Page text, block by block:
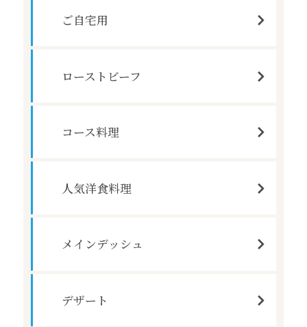
ご自宅用
ローストビーフ
コース料理
人気洋食料理
メインデッシュ
デザート